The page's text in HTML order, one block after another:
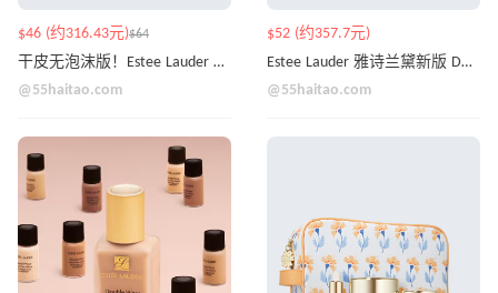
$46 (约316.43元)$64
干皮无泡沫版！Estee Lauder 雅诗兰黛蓝洁 150ml*2
@55haitao.com
$52 (约357.7元)
Estee Lauder 雅诗兰黛新版 DW 粉底液
@55haitao.com